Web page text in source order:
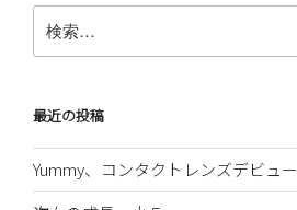
ン
索:
最近の投稿
Yummy、コンタクトレンズデビュー